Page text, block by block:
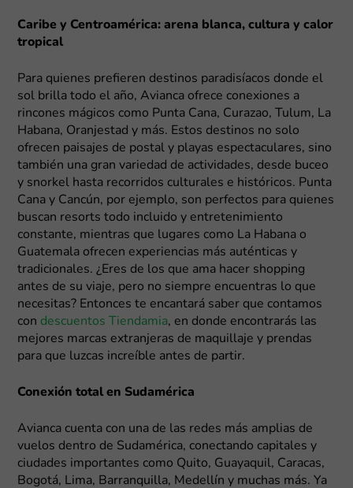
Caribe y Centroamérica: arena blanca, cultura y calor
tropical
Para quienes prefieren destinos paradisíacos donde el
sol brilla todo el año, Avianca ofrece conexiones a
rincones mágicos como Punta Cana, Curazao, Tulum, La
Habana, Oranjestad y más. Estos destinos no solo
ofrecen paisajes de postal y playas espectaculares, sino
también una gran variedad de actividades, desde buceo
y snorkel hasta recorridos culturales e históricos. Punta
Cana y Cancún, por ejemplo, son perfectos para quienes
buscan resorts todo incluido y entretenimiento
constante, mientras que lugares como La Habana o
Guatemala ofrecen experiencias más auténticas y
tradicionales. ¿Eres de los que ama hacer shopping
antes de su viaje, pero no siempre encuentras lo que
necesitas? Entonces te encantará saber que contamos
con descuentos Tiendamia, en donde encontrarás las
mejores marcas extranjeras de maquillaje y prendas
para que luzcas increíble antes de partir.
Conexión total en Sudamérica
Avianca cuenta con una de las redes más amplias de
vuelos dentro de Sudamérica, conectando capitales y
ciudades importantes como Quito, Guayaquil, Caracas,
Bogotá, Lima, Barranquilla, Medellín y muchas más. Ya